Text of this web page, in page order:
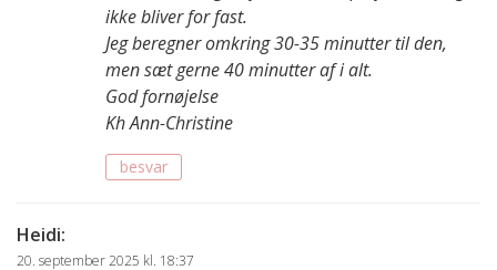
ikke bliver for fast.
Jeg beregner omkring 30-35 minutter til den,
men sæt gerne 40 minutter af i alt.
God fornøjelse
Kh Ann-Christine
besvar
Heidi:
20. september 2025 kl. 18:37